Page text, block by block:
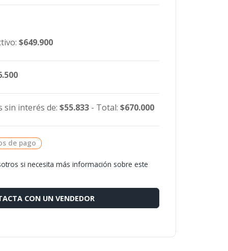
$649.900
sin interés de: $55.833- Total: $670.000
de pago
si necesita más información sobre este
CON UN VENDEDOR